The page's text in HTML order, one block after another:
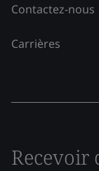
Contactez-nous
Carrières
Recevoir